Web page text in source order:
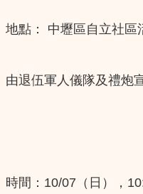
地點： 中壢區自立社區
由退伍軍人儀隊及禮炮
時間：10/07（日），